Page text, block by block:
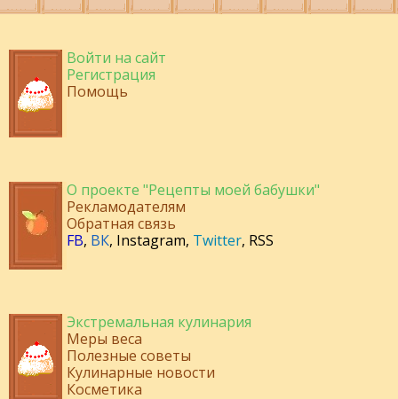
Войти на сайт
Регистрация
Помощь
О проекте "Рецепты моей бабушки"
Рекламодателям
Обратная связь
FB, ВК, Instagram, Twitter, RSS
Экстремальная кулинария
Меры веса
Полезные советы
Кулинарные новости
Косметика